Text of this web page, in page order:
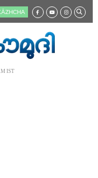
IST